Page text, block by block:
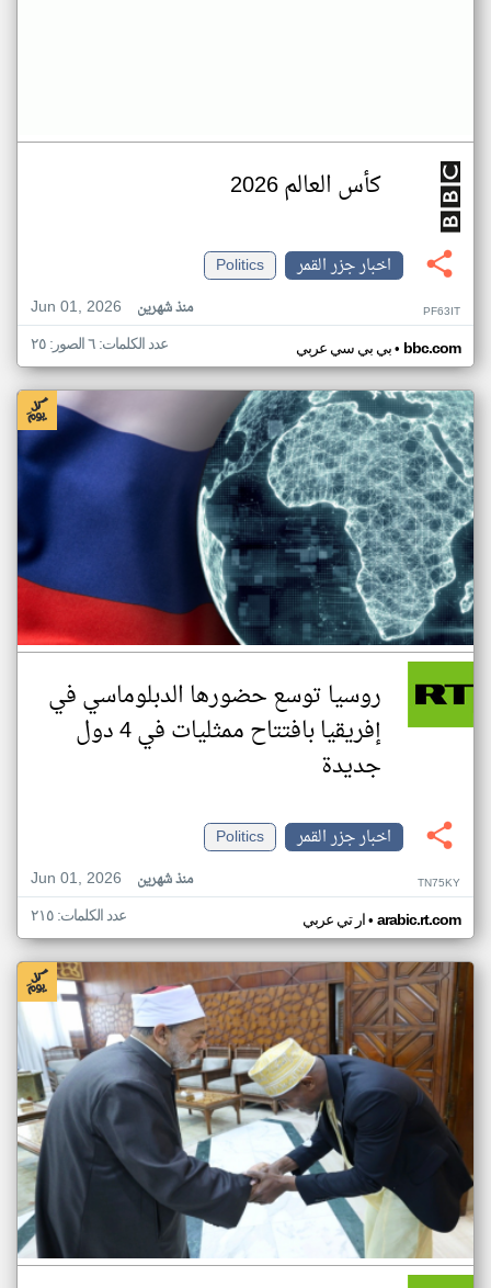
كأس العالم 2026
اخبار جزر القمر
Politics
Jun 01, 2026
منذ شهرين PF63IT
بي بي سي عربي• bbc.com عدد الكلمات: ٦ الصور: ٢٥
روسيا توسع حضورها الدبلوماسي في
إفريقيا بافتتاح ممثليات في 4 دول
جديدة
اخبار جزر القمر
Politics
Jun 01, 2026
منذ شهرين TN75KY
ار تي عربي• arabic.rt.com عدد الكلمات: ٢١٥